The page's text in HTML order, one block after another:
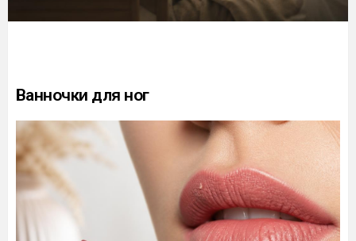
Ванночки для ног